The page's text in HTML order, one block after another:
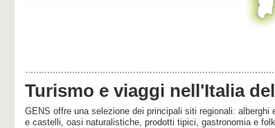
Turismo e viaggi nell'Italia
GENS offre una selezione dei principali siti regionali:
e castelli, oasi naturalistiche, prodotti tipici, gastronomia e